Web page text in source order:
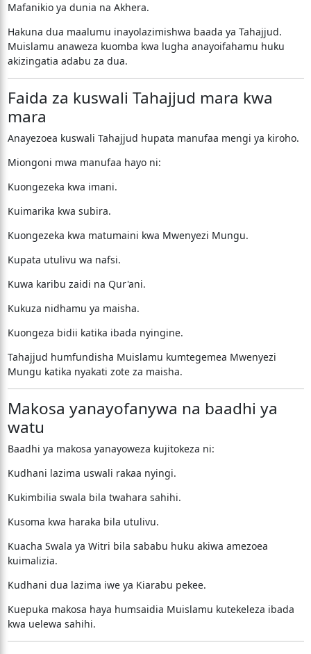
Mafanikio ya dunia na Akhera.
Hakuna dua maalumu inayolazimishwa baada ya Tahajjud.
Muislamu anaweza kuomba kwa lugha anayoifahamu huku
akizingatia adabu za dua.
Faida za kuswali Tahajjud mara kwa
mara
Anayezoea kuswali Tahajjud hupata manufaa mengi ya kiroho.
Miongoni mwa manufaa hayo ni:
Kuongezeka kwa imani.
Kuimarika kwa subira.
Kuongezeka kwa matumaini kwa Mwenyezi Mungu.
Kupata utulivu wa nafsi.
Kuwa karibu zaidi na Qur'ani.
Kukuza nidhamu ya maisha.
Kuongeza bidii katika ibada nyingine.
Tahajjud humfundisha Muislamu kumtegemea Mwenyezi
Mungu katika nyakati zote za maisha.
Makosa yanayofanywa na baadhi ya
watu
Baadhi ya makosa yanayoweza kujitokeza ni:
Kudhani lazima uswali rakaa nyingi.
Kukimbilia swala bila twahara sahihi.
Kusoma kwa haraka bila utulivu.
Kuacha Swala ya Witri bila sababu huku akiwa amezoea
kuimalizia.
Kudhani dua lazima iwe ya Kiarabu pekee.
Kuepuka makosa haya humsaidia Muislamu kutekeleza ibada
kwa uelewa sahihi.